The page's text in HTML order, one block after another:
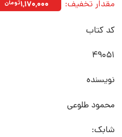
مقدار تخفیف: ۱,۱۷۰,۰۰۰تومان
کد کتاب
49051
نویسنده
محمود طلوعی
شابک: